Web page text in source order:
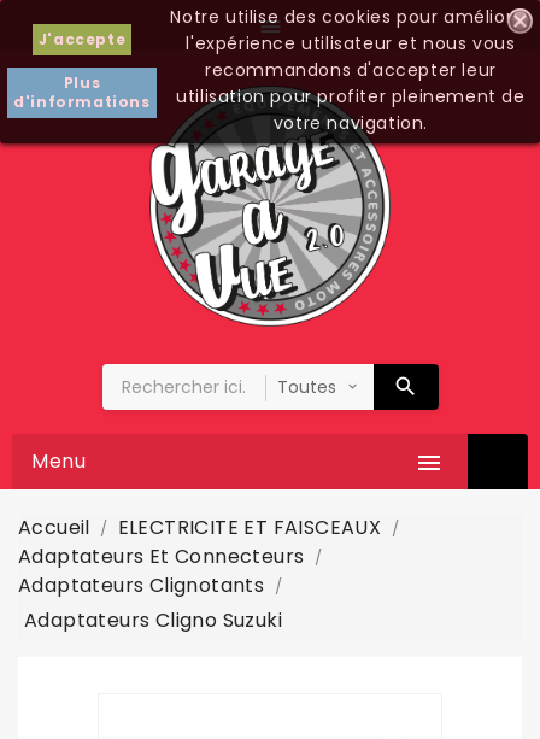

J'accepte
Plus
d'informations
Notre utilise des cookies pour améliorer
l'expérience utilisateur et nous vous
recommandons d'accepter leur
utilisation pour profiter pleinement de
votre navigation.

Menu
Accueil
ELECTRICITE ET FAISCEAUX
Adaptateurs Et Connecteurs
Adaptateurs Clignotants
Adaptateurs Cligno Suzuki